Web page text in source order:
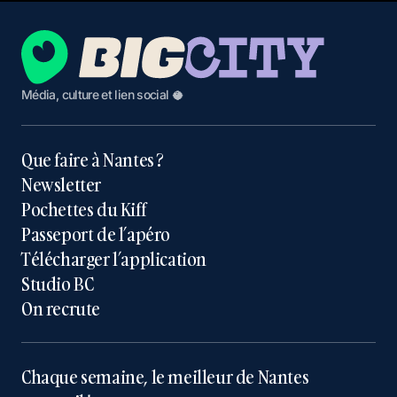
Média, culture et lien social 🥥
Que faire à Nantes ?
Newsletter
Pochettes du Kiff
Passeport de l’apéro
Télécharger l’application
Studio BC
On recrute
Chaque semaine, le meilleur de Nantes